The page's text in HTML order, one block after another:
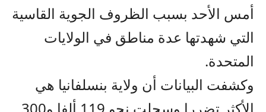
أمس الأحد بسبب الظروف الجوية القاسية
التي شهدتها عدة مناطق في الولايات
المتحدة.
وكشفت البيانات أن ولاية بنسلفانيا هي